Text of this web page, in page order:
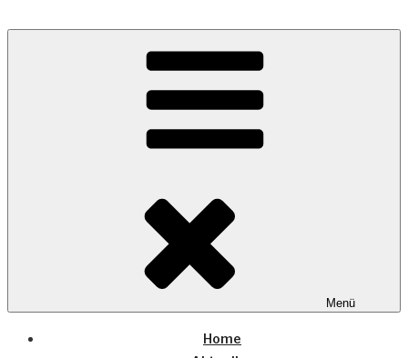
COUNTRYHOME
Wo die (Country-) Musik Zuhause ist
Menü
Home